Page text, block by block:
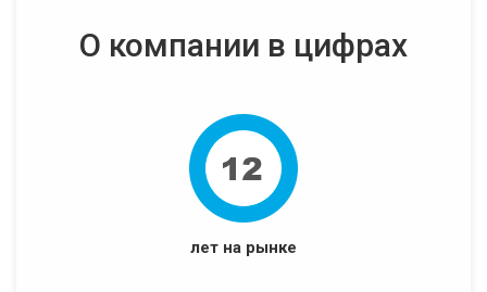
О компании в цифрах
лет на рынке